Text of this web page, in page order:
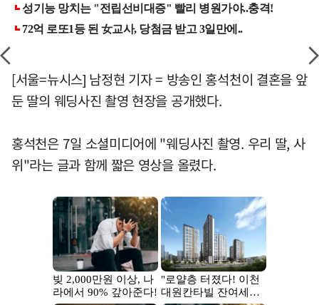
[서울=뉴시스] 남정현 기자 = 방송인 홍석천이 결혼을 앞
둔 딸의 웨딩사진 촬영 현장을 공개했다.
홍석천은 7일 소셜미디어에 "웨딩사진 촬영. 우리 딸, 사
위"라는 글과 함께 짧은 영상을 올렸다.